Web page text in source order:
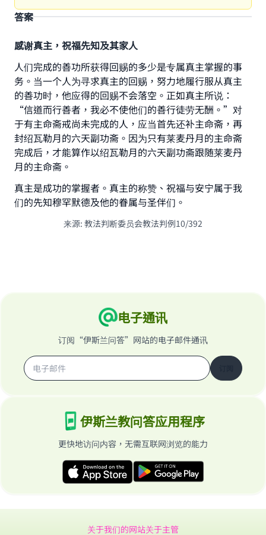
答案
感谢真主，祝福先知及其家人
人们完成的善功所获得回赐的多少是专属真主掌握的事
务。当一个人为寻求真主的回赐，努力地履行服从真主
的善功时，他应得的回赐不会落空。正如真主所说：
“信道而行善者，我必不使他们的善行徒劳无酬。”对
于有主命斋戒尚未完成的人，应当首先还补主命斋，再
封绍瓦勒月的六天副功斋。因为只有莱麦丹月的主命斋
完成后，才能算作以绍瓦勒月的六天副功斋跟随莱麦丹
月的主命斋。
真主是成功的掌握者。真主的称赞、祝福与安宁属于我
们的先知穆罕默德及他的眷属与圣伴们。
来源: 教法判断委员会教法判例10/392
电子通讯
订阅“伊斯兰问答”网站的电子邮件通讯
伊斯兰教问答应用程序
更快地访问内容，无需互联网浏览的能力
关于我们的网站关于主管
Make an impact on millions of lives
with your contribution today
Your support is crucial for our mission.
"A person who leads others to doing what is
good will earn the same reward as those who do